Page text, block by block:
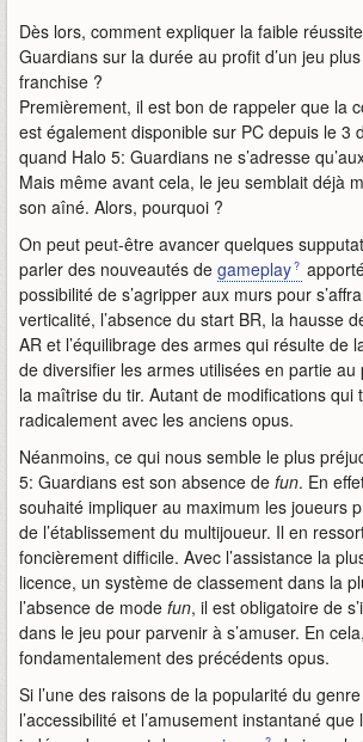
Dès lors, comment expliquer la faible
Guardians sur la durée au profit d’un jeu
franchise ?
Premièrement, il est bon de rappeler que la
est également disponible sur PC depuis le 3
quand Halo 5: Guardians ne s’adresse
Mais même avant cela, le jeu semblait déjà
son aîné. Alors, pourquoi ?
On peut peut-être avancer quelques
parler des nouveautés de gameplay
possibilité de s’agripper aux murs pour
verticalité, l’absence du start BR, la hausse
AR et l’équilibrage des armes qui résulte de
de diversifier les armes utilisées en partie
la maîtrise du tir. Autant de modifications qui
radicalement avec les anciens opus.
Néanmoins, ce qui nous semble le plus
5: Guardians est son absence de fun. En
souhaité impliquer au maximum les joueurs
de l’établissement du multijoueur. Il en
foncièrement difficile. Avec l’assistance la
licence, un système de classement dans la
l’absence de mode fun, il est obligatoire de
dans le jeu pour parvenir à s’amuser. En
fondamentalement des précédents opus.
Si l’une des raisons de la popularité du
l’accessibilité et l’amusement instantané